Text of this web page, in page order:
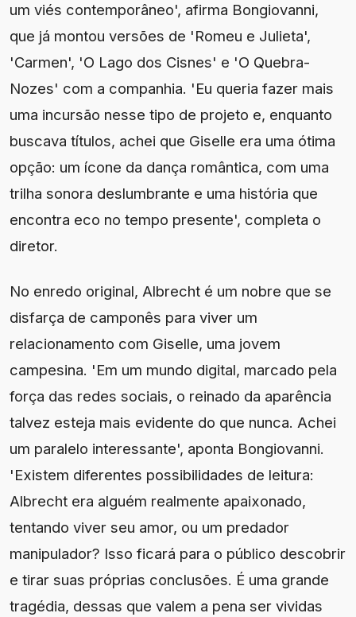
um viés contemporâneo', afirma Bongiovanni,
que já montou versões de 'Romeu e Julieta',
'Carmen', 'O Lago dos Cisnes' e 'O Quebra-
Nozes' com a companhia. 'Eu queria fazer mais
uma incursão nesse tipo de projeto e, enquanto
buscava títulos, achei que Giselle era uma ótima
opção: um ícone da dança romântica, com uma
trilha sonora deslumbrante e uma história que
encontra eco no tempo presente', completa o
diretor.
No enredo original, Albrecht é um nobre que se
disfarça de camponês para viver um
relacionamento com Giselle, uma jovem
campesina. 'Em um mundo digital, marcado pela
força das redes sociais, o reinado da aparência
talvez esteja mais evidente do que nunca. Achei
um paralelo interessante', aponta Bongiovanni.
'Existem diferentes possibilidades de leitura:
Albrecht era alguém realmente apaixonado,
tentando viver seu amor, ou um predador
manipulador? Isso ficará para o público descobrir
e tirar suas próprias conclusões. É uma grande
tragédia, dessas que valem a pena ser vividas